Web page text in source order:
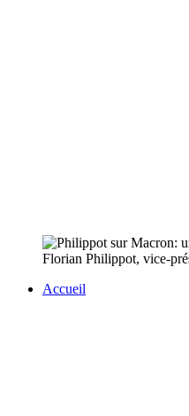
Florian Philippot, vice-
Accueil